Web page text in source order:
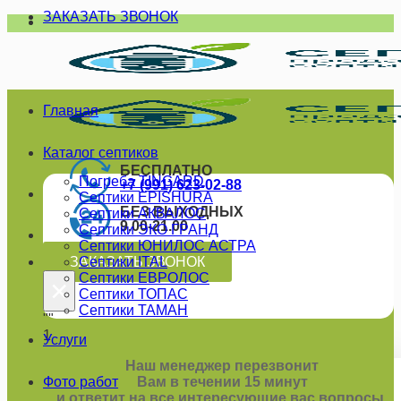
Skip
to
ЗАКАЗАТЬ ЗВОНОК
БЕСПЛАТНО
+7 (991) 623-02-88
БЕЗ ВЫХОДНЫХ
9.00-21.00
ЗАКАЗАТЬ ЗВОНОК
×
""
1
Наш менеджер перезвонит
Вам в течении 15 минут
и ответит на все интересующие вас вопросы.
Главная
Каталог септиков
Погреба TINGARD
Септики EPISHURA
Септики АКВАЛОС
Септики ЭКО ГРАНД
Септики ЮНИЛОС АСТРА
Септики ITAL
Септики ЕВРОЛОС
Септики ТОПАС
Септики ТАМАН
Услуги
Фото работ